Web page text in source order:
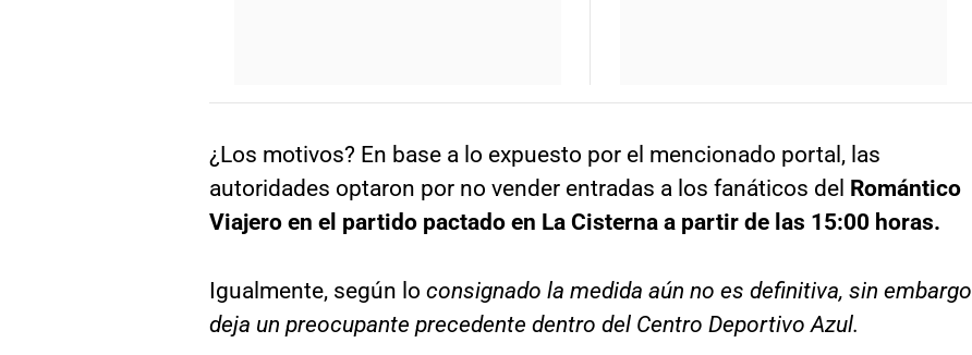
¿Los motivos? En base a lo expuesto por el mencionado portal, las
autoridades optaron por no vender entradas a los fanáticos del Romántico
Viajero en el partido pactado en La Cisterna a partir de las 15:00 horas.
Igualmente, según lo consignado la medida aún no es definitiva, sin embargo
deja un preocupante precedente dentro del Centro Deportivo Azul.